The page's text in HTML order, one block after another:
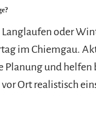
oder
im Chiemgau.
Planung und helfen
Ort realistisch